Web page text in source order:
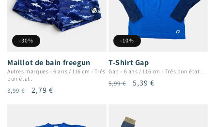
-30%
Maillot de bain freegun
Autres marques -6 ans / 116 cm -Trés
bon état .
Prix
3,99 €
Prix
2,79 €
-10%
T-Shirt Gap
Gap - 6 ans / 116 cm - Trés bon état .
Prix
5,99 €
Prix
5,39 €